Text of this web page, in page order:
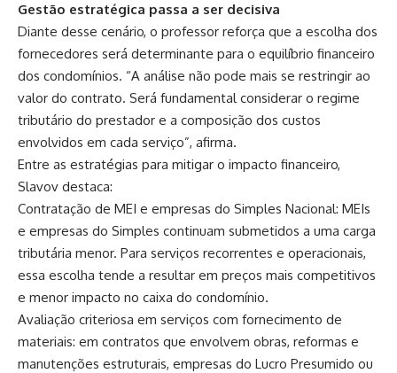
Gestão estratégica passa a ser decisiva
Diante desse cenário, o professor reforça que a escolha dos
fornecedores será determinante para o equilíbrio financeiro
dos condomínios. “A análise não pode mais se restringir ao
valor do contrato. Será fundamental considerar o regime
tributário do prestador e a composição dos custos
envolvidos em cada serviço”, afirma.
Entre as estratégias para mitigar o impacto financeiro,
Slavov destaca:
Contratação de MEI e empresas do Simples Nacional: MEIs
e empresas do Simples continuam submetidos a uma carga
tributária menor. Para serviços recorrentes e operacionais,
essa escolha tende a resultar em preços mais competitivos
e menor impacto no caixa do condomínio.
Avaliação criteriosa em serviços com fornecimento de
materiais: em contratos que envolvem obras, reformas e
manutenções estruturais, empresas do Lucro Presumido ou